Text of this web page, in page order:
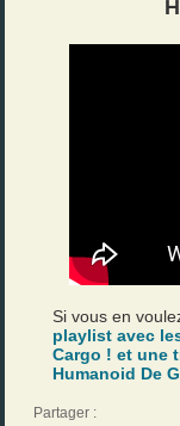
Si vous en
playlist avec
Cargo ! et une
Humanoid De
Partager :